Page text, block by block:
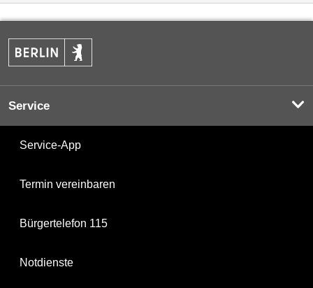
Service
Service-App
Termin vereinbaren
Bürgertelefon 115
Notdienste